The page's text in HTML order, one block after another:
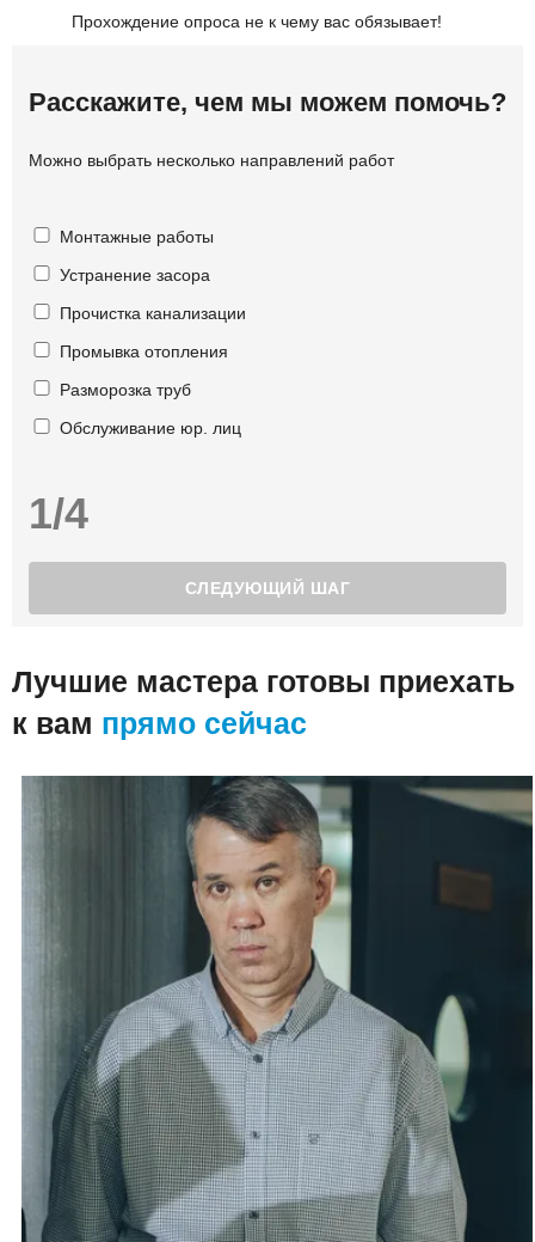
Прохождение опроса не к чему вас обязывает!
Расскажите, чем мы можем помочь?
Можно выбрать несколько направлений работ
Монтажные работы
Устранение засора
Прочистка канализации
Промывка отопления
Разморозка труб
Обслуживание юр. лиц
1/4
Лучшие мастера готовы приехать
к вам прямо сейчас